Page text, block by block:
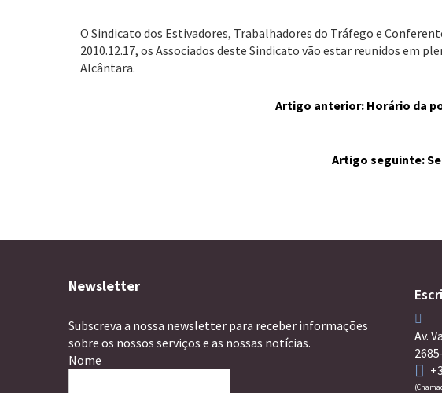
O Sindicato dos Estivadores, Trabalhadores do Tráfego e
2010.12.17, os Associados deste Sindicato vão estar reunidos em
Alcântara.
Artigo anterior: Horário da
Artigo seguinte:
Newsletter
Subscreva a nossa newsletter para receber informações
sobre os nossos serviços e as nossas notícias.
Nome
Av.